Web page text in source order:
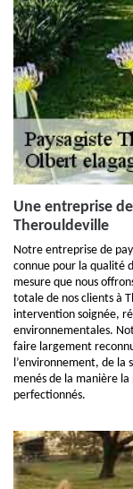
Une entreprise
Therouldeville
Notre entreprise de
connue pour la qualité
mesure que nous
totale de nos clients à
intervention soignée,
environnementales.
faire largement
l’environnement, de la
menés de la manière la
perfectionnés.